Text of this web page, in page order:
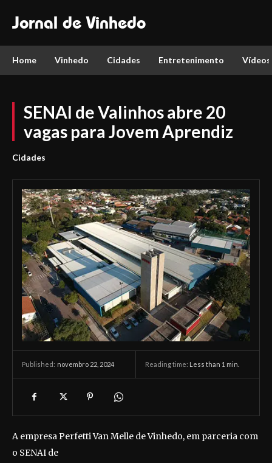
Jornal de Vinhedo
Home Vinhedo Cidades Entretenimento Vídeos
SENAI de Valinhos abre 20
vagas para Jovem Aprendiz
Cidades
Published: novembro 22, 2024 Reading time: Less than 1 min.
A empresa Perfetti Van Melle de Vinhedo, em parceria com
o SENAI de